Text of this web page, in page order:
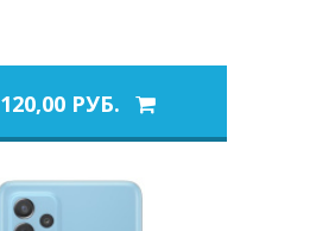
РУБ.